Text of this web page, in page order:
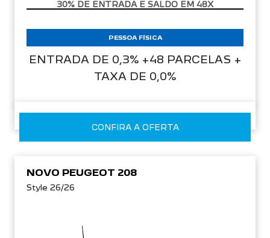
ENTRADA DE 0,3% +48 PARCELAS +
TAXA DE 0,0%
PESSOA FÍSICA
CONFIRA A OFERTA
NOVO PEUGEOT 208
Style 26/26